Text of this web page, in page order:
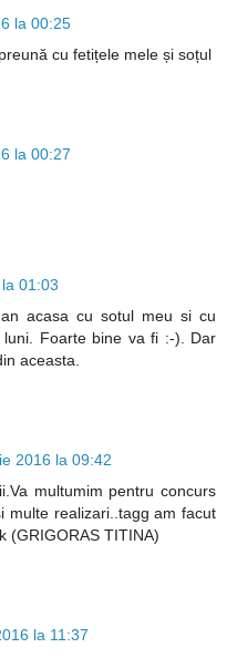
la 00:25
cu fetițele mele și soțul
la 00:27
01:03
acasa cu sotul meu si cu
Foarte bine va fi :-). Dar
aceasta.
2016 la 09:42
multumim pentru concurs
multe realizari..tagg am facut
(GRIGORAS TITINA)
la 11:37